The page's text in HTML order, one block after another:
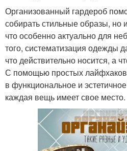
Организованный гардероб
собирать стильные образы, но
что особенно актуально для
того, систематизация одежды
что действительно носится, а
С помощью простых
в функциональное и
каждая вещь имеет свое место.